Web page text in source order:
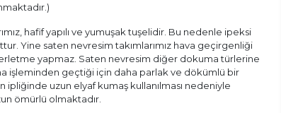
hafif yapılı ve yumuşak tuşelidir. Bu nedenle ipeksi
Yine saten nevresim takımlarımız hava geçirgenliği
yapmaz. Saten nevresim diğer dokuma türlerine
işleminden geçtiği için daha parlak ve dökümlü bir
ipliğinde uzun elyaf kumaş kullanılması nedeniyle
ömürlü olmaktadır.